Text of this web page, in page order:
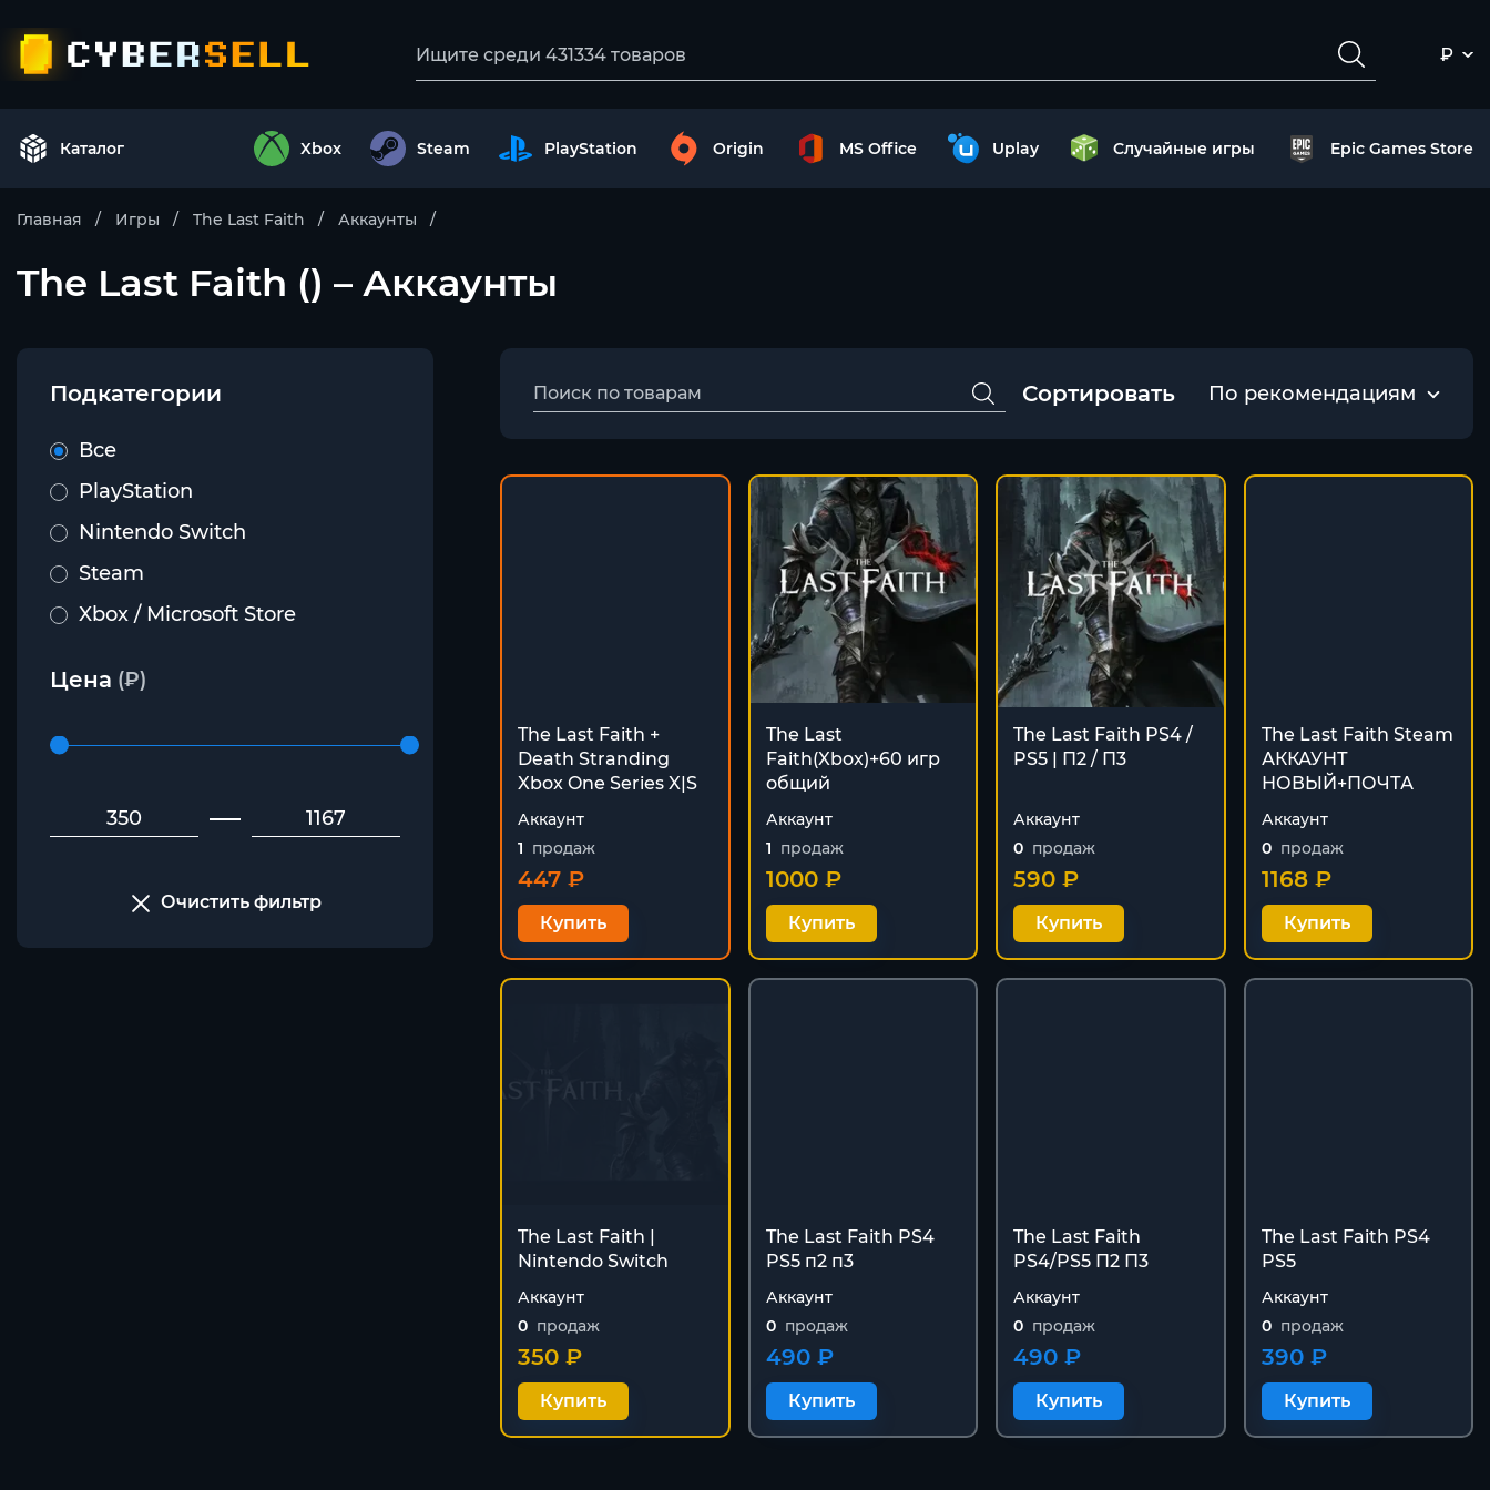
₽
Каталог Xbox Steam PlayStation Origin MS Office Uplay Случайные игры Epic Games Store
Главная Игры The Last Faith Аккаунты
The Last Faith () – Аккаунты
Подкатегории
Все
PlayStation
Nintendo Switch
Steam
Xbox / Microsoft Store
Цена (₽)
Очистить фильтр
Сортировать По рекомендациям
The Last Faith +
Death Stranding
Xbox One Series X|S
Аккаунт
1 продаж
447 ₽
Купить
The Last
Faith(Xbox)+60 игр
общий
Аккаунт
1 продаж
1000 ₽
Купить
The Last Faith PS4 /
PS5 | П2 / П3
Аккаунт
0 продаж
590 ₽
Купить
The Last Faith Steam
АККАУНТ
НОВЫЙ+ПОЧТА
Аккаунт
0 продаж
1168 ₽
Купить
The Last Faith |
Nintendo Switch
Аккаунт
0 продаж
350 ₽
Купить
The Last Faith PS4
PS5 п2 п3
Аккаунт
0 продаж
490 ₽
Купить
The Last Faith
PS4/PS5 П2 П3
Аккаунт
0 продаж
490 ₽
Купить
The Last Faith PS4
PS5
Аккаунт
0 продаж
390 ₽
Купить